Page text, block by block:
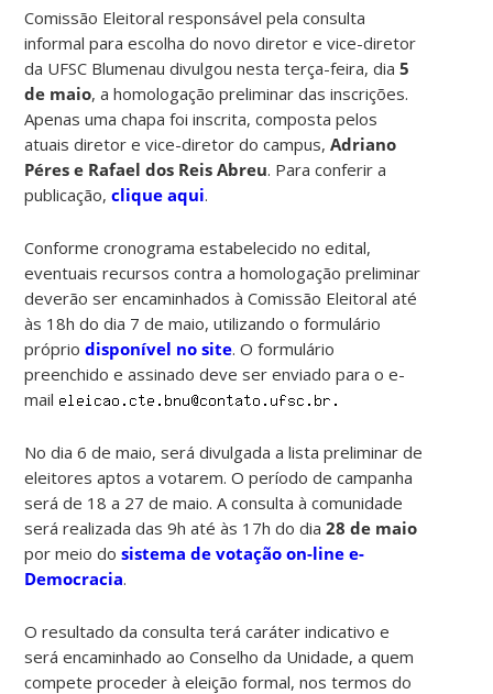
Comissão Eleitoral responsável pela consulta
informal para escolha do novo diretor e vice-diretor
da UFSC Blumenau divulgou nesta terça-feira, dia5
de maio, a homologação preliminar das inscrições.
Apenas uma chapa foi inscrita, composta pelos
atuais diretor e vice-diretor do campus,Adriano
Péres e Rafael dos Reis Abreu. Para conferir a
publicação,clique aqui.
Conforme cronograma estabelecido no edital,
eventuais recursos contra a homologação preliminar
deverão ser encaminhados à Comissão Eleitoral até
às 18h do dia 7 de maio, utilizando o formulário
própriodisponível no site. O formulário
preenchido e assinado deve ser enviado para o e-
mail
No dia 6 de maio, será divulgada a lista preliminar de
eleitores aptos a votarem. O período de campanha
será de 18 a 27 de maio. A consulta à comunidade
será realizada das 9h até às 17h do dia28 de maio
por meio dosistema de votação on-line e-
Democracia.
O resultado da consulta terá caráter indicativo e
será encaminhado ao Conselho da Unidade, a quem
compete proceder à eleição formal, nos termos do